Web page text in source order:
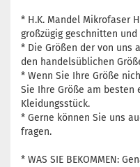
* H.K. Mandel Mikrofaser
großzügig geschnitten
* Die Größen der von uns
den handelsüblichen
* Wenn Sie Ihre Größe
Sie Ihre Größe am besten
Kleidungsstück.
* Gerne können Sie uns
fragen.
* WAS SIE BEKOMMEN: